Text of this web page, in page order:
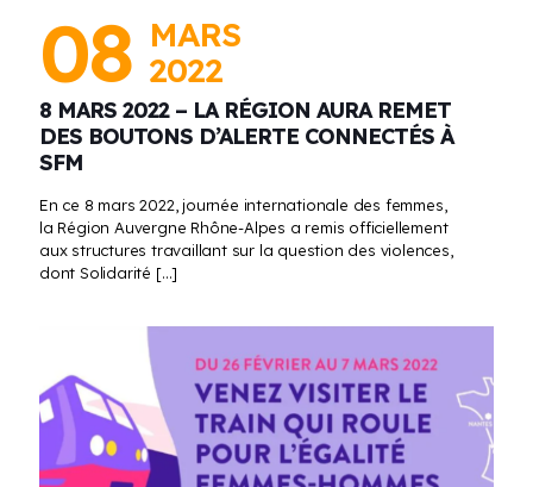
08 MARS
2022
8 MARS 2022 – LA RÉGION AURA REMET
DES BOUTONS D’ALERTE CONNECTÉS À
SFM
En ce 8 mars 2022, journée internationale des femmes,
la Région Auvergne Rhône-Alpes a remis officiellement
aux structures travaillant sur la question des violences,
dont Solidarité […]